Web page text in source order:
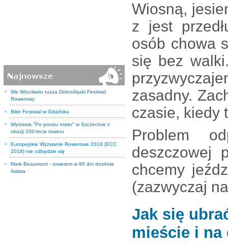
We Wrocławiu rusza Dolnośląski Festiwal
Rowerowy
Bike Festiwal w Gdańsku
Wystawa "Po prostu rower" w Szczecinie z
okazji 200-lecia roweru
Europejskie Wyzwanie Rowerowe 2018 (ECC
2018) nie odbędzie się
Mark Beaumont - rowerem w 80 dni dookoła
świata
Wiosną,
z jest
osób chowa
się bez
zasadny.
czasie, kiedy
Problem
deszczowej
chcemy
(zazwyczaj
Jak się
mieście i na